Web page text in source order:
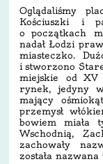
Oglądaliśmy
Kościuszki i
o początkach
nadał Łodzi
miasteczko.
i stworzono
miejskie od
rynek, jedyny
mający
przemysł
bowiem miała
Wschodnią,
zachowały
została